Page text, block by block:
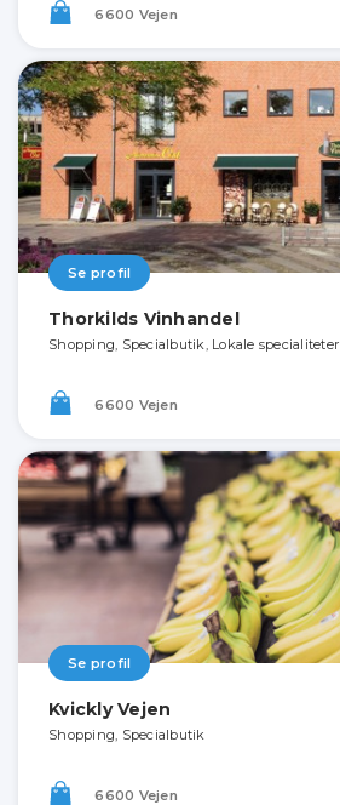
6600 Vejen
Se profil
Thorkilds Vinhandel
Shopping, Specialbutik, Lokale specialiteter
6600 Vejen
Se profil
Kvickly Vejen
Shopping, Specialbutik
6600 Vejen